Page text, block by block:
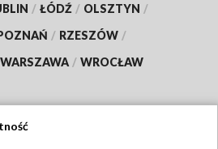
/ ŁÓDŹ / OLSZTYN /
/ RZESZÓW /
WARSZAWA / WROCŁAW